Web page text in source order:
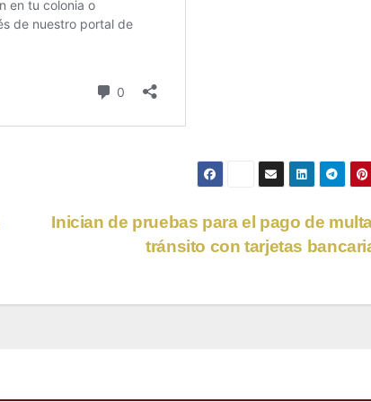
Inician de pruebas para el pago de
tránsito con tarjetas